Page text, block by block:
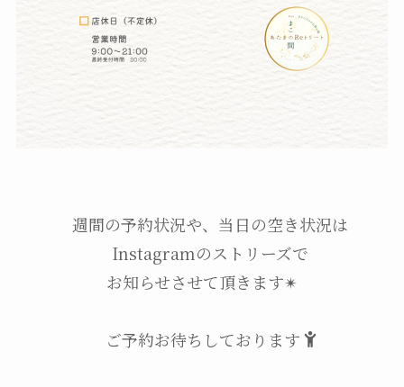
週間の予約状況や、当日の空き状況は
Instagramのストリーズで
お知らせさせて頂きます✴︎
ご予約お待ちしております